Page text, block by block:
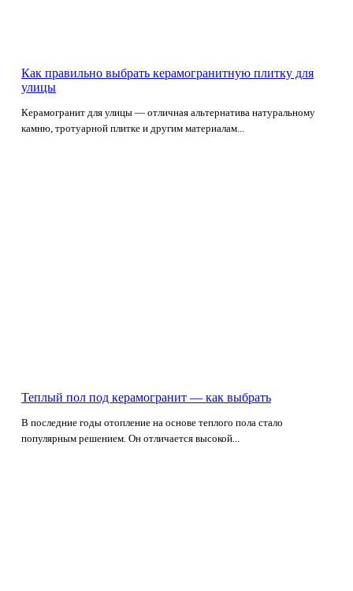
Как правильно выбрать керамогранитную плитку для
улицы
Керамогранит для улицы — отличная альтернатива натуральному
камню, тротуарной плитке и другим материалам...
Теплый пол под керамогранит — как выбрать
В последние годы отопление на основе теплого пола стало
популярным решением. Он отличается высокой...